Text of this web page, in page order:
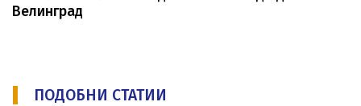
Велинград
ПОДОБНИ СТАТИИ